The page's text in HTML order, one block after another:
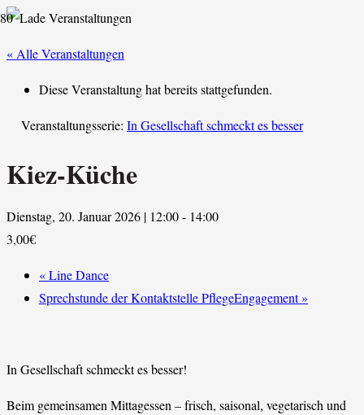
« Alle Veranstaltungen
Diese Veranstaltung hat bereits stattgefunden.
Veranstaltungsserie: In Gesellschaft schmeckt es besser
Kiez-Küche
Dienstag, 20. Januar 2026 | 12:00- 14:00
3,00€
«Line Dance
Sprechstunde der Kontaktstelle PflegeEngagement»
In Gesellschaft schmeckt es besser!
Beim gemeinsamen Mittagessen – frisch, saisonal, vegetarisch und